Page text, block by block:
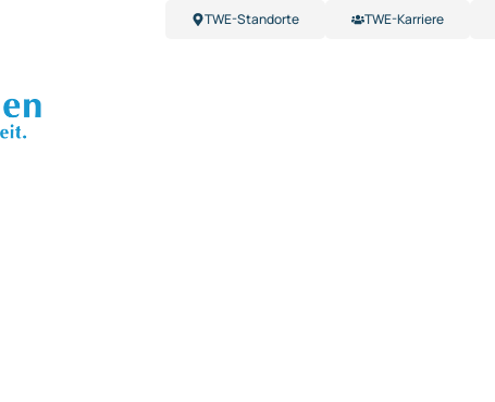
TWE-Karriere
TWE-Standorte